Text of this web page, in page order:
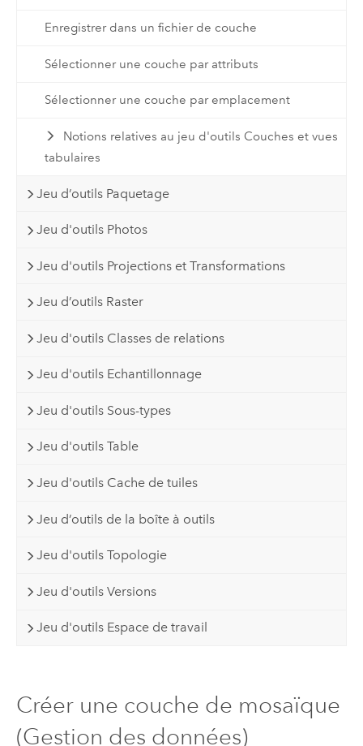
Enregistrer dans un fichier de couche
Sélectionner une couche par attributs
Sélectionner une couche par emplacement
Notions relatives au jeu d'outils Couches et vues
tabulaires
Jeu d’outils Paquetage
Jeu d'outils Photos
Jeu d'outils Projections et Transformations
Jeu d’outils Raster
Jeu d'outils Classes de relations
Jeu d'outils Echantillonnage
Jeu d'outils Sous-types
Jeu d'outils Table
Jeu d'outils Cache de tuiles
Jeu d’outils de la boîte à outils
Jeu d'outils Topologie
Jeu d'outils Versions
Jeu d'outils Espace de travail
Créer une couche de mosaïque
(Gestion des données)